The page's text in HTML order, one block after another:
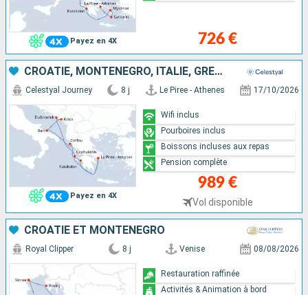
Payez en 4X 726 €
CROATIE, MONTÉNÉGRO, ITALIE, GRÈCE
Payez en 4X
Celestyal Journey 8 j Le Piree - Athenes 17/10/2026
989 €
Vol disponible
Wifi inclus
Pourboires inclus
Boissons incluses aux repas
Pension complète
CROATIE ET MONTÉNÉGRO
Royal Clipper 8 j Venise 08/08/2026
Restauration raffinée
Activités & Animation à bord